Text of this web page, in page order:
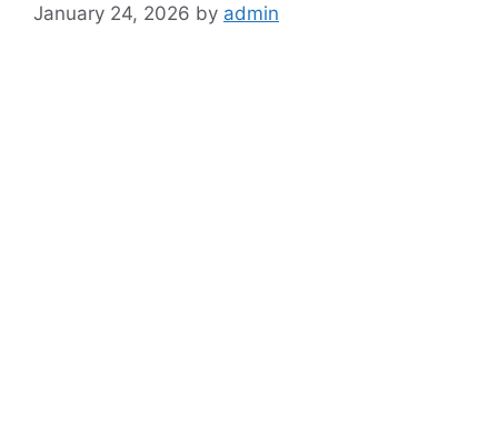
January 24, 2026 by admin